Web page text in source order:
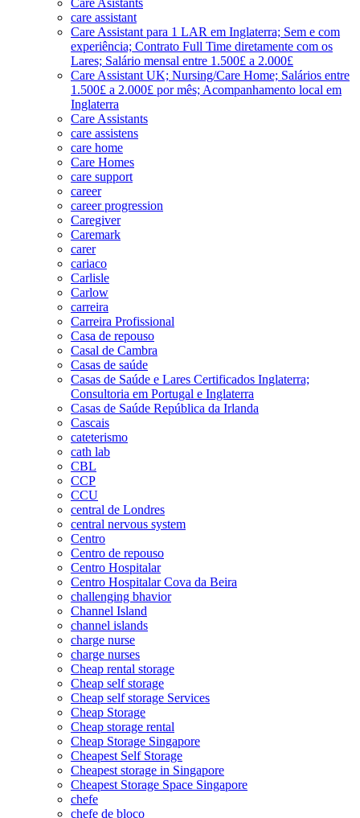
care assistant
Care Assistant para 1 LAR em Inglaterra; Sem e com
experiência; Contrato Full Time diretamente com os
Lares; Salário mensal entre 1.500£ a 2.000£
Care Assistant UK; Nursing/Care Home; Salários entre
1.500£ a 2.000£ por mês; Acompanhamento local em
Inglaterra
Care Assistants
care assistens
care home
Care Homes
care support
career
career progression
Caregiver
Caremark
carer
cariaco
Carlisle
Carlow
carreira
Carreira Profissional
Casa de repouso
Casal de Cambra
Casas de saúde
Casas de Saúde e Lares Certificados Inglaterra;
Consultoria em Portugal e Inglaterra
Casas de Saúde República da Irlanda
Cascais
cateterismo
cath lab
CBL
CCP
CCU
central de Londres
central nervous system
Centro
Centro de repouso
Centro Hospitalar
Centro Hospitalar Cova da Beira
challenging bhavior
Channel Island
channel islands
charge nurse
charge nurses
Cheap rental storage
Cheap self storage
Cheap self storage Services
Cheap Storage
Cheap storage rental
Cheap Storage Singapore
Cheapest Self Storage
Cheapest storage in Singapore
Cheapest Storage Space Singapore
chefe
chefe de bloco